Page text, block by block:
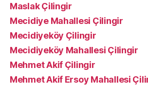
Maslak Çilingir
Mecidiye Mahallesi Çilingir
Mecidiyeköy Çilingir
Mecidiyeköy Mahallesi Çilingir
Mehmet Akif Çilingir
Mehmet Akif Ersoy Mahallesi